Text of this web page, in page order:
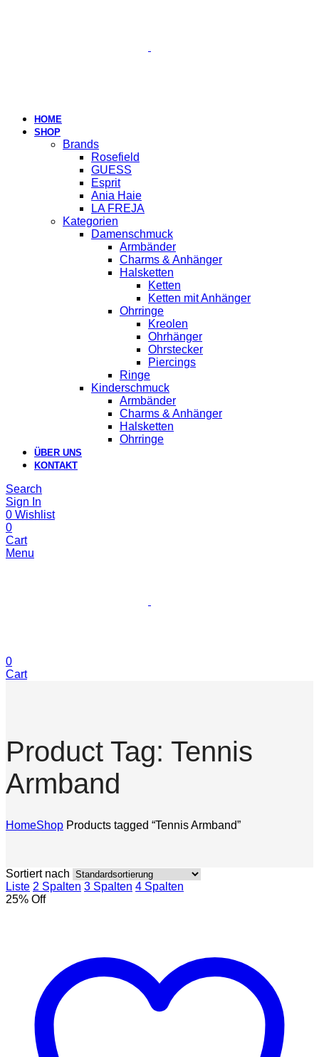
HOME
SHOP
Brands
Rosefield
GUESS
Esprit
Ania Haie
LA FREJA
Kategorien
Damenschmuck
Armbänder
Charms & Anhänger
Halsketten
Ketten
Ketten mit Anhänger
Ohrringe
Kreolen
Ohrhänger
Ohrstecker
Piercings
Ringe
Kinderschmuck
Armbänder
Charms & Anhänger
Halsketten
Ohrringe
ÜBER UNS
KONTAKT
Search
Sign In
0 Wishlist
0
Cart
Menu
0
Cart
Product Tag: Tennis
Armband
HomeShop Products tagged “Tennis Armband”
Sortiert nach
Liste 2 Spalten 3 Spalten 4 Spalten
25% Off